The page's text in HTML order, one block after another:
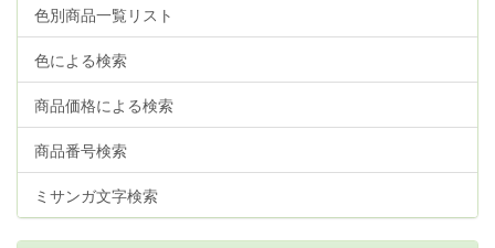
色別商品一覧リスト
色による検索
商品価格による検索
商品番号検索
ミサンガ文字検索